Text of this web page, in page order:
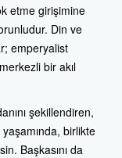
etme girişimine
Din ve
emperyalist
bir akıl
şekillendiren,
birlikte
Başkasını da